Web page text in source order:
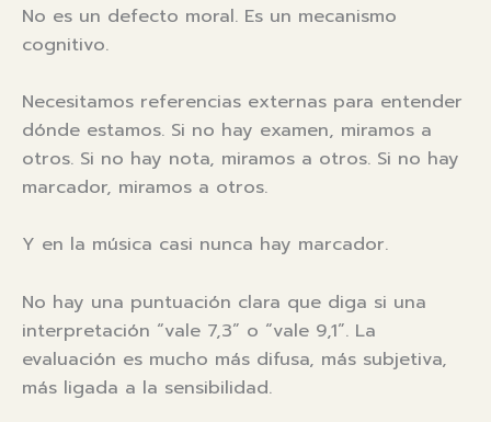
No es un defecto moral. Es un mecanismo
cognitivo.
Necesitamos referencias externas para entender
dónde estamos. Si no hay examen, miramos a
otros. Si no hay nota, miramos a otros. Si no hay
marcador, miramos a otros.
Y en la música casi nunca hay marcador.
No hay una puntuación clara que diga si una
interpretación “vale 7,3” o “vale 9,1”. La
evaluación es mucho más difusa, más subjetiva,
más ligada a la sensibilidad.